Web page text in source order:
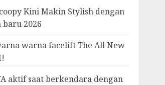
Kini Makin Stylish dengan
2026
warna facelift The All New
aktif saat berkendara dengan